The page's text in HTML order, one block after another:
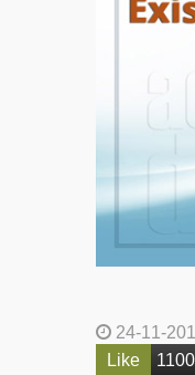
24-11-
Like
1100